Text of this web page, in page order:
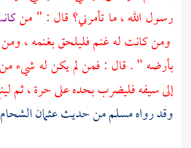
رسول الله ، ما تأمرني؟ قال : " من
ومن كانت له غنم فليلحق بغنمه ،
بأرضه " . قال : فمن لم يكن له شيء
إلى سيفه فليضرب بحده على حرة ، ثم
وقد رواهمسلممن حديثعثمان